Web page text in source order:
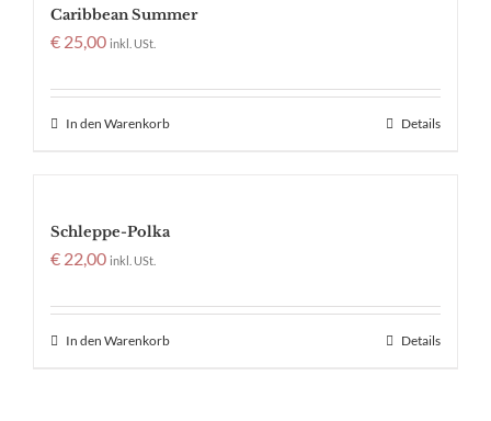
Caribbean Summer
€ 25,00 inkl. USt.
In den Warenkorb Details
Schleppe-Polka
€ 22,00 inkl. USt.
In den Warenkorb Details